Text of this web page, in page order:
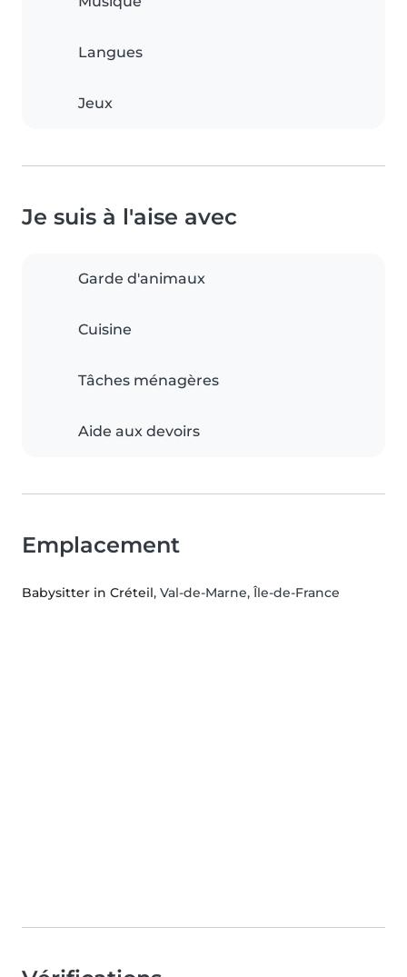
Langues
Jeux
Je suis à l'aise avec
Garde d'animaux
Cuisine
Tâches ménagères
Aide aux devoirs
Emplacement
Babysitter in Créteil, Val-de-Marne, Île-de-France